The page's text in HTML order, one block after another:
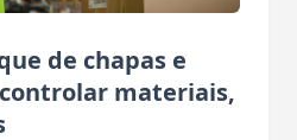
de chapas e
materiais,